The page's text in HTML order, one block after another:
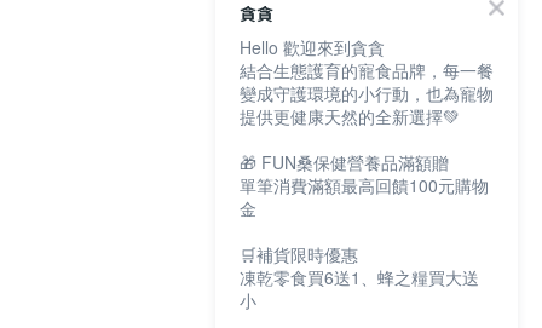
研發團隊
隱私權政策
公益捐款計畫
顧客服務
常見問題
運送政策
貪貪
Hello 歡迎來到貪貪
結合生態護育的寵食品牌，每一餐
變成守護環境的小行動，也為寵物
提供更健康天然的全新選擇💚
🎁 FUN桑保健營養品滿額贈
單筆消費滿額最高回饋100元購物
金
🛒補貨限時優惠
凍乾零食買6送1、蜂之糧買大送
小